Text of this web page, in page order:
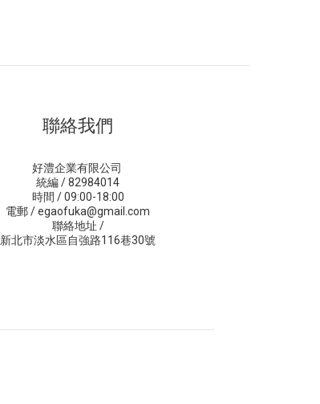
聯絡我們
好澧企業有限公司
統編 / 82984014
時間 / 09:00-18:00
電郵 / egaofuka@gmail.com
聯絡地址 /
新北市淡水區自強路116巷30號